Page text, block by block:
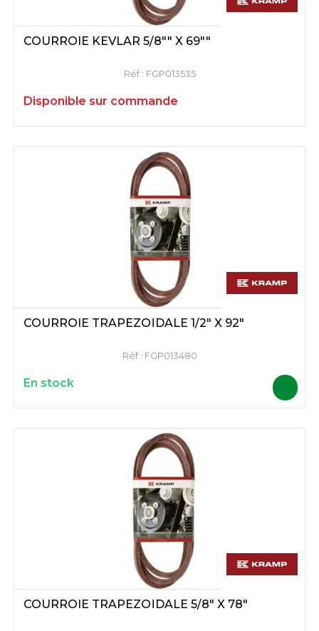
COURROIE KEVLAR 5/8"" X 69""
Réf : FGP013535
Disponible sur commande
COURROIE TRAPÉZOÏDALE 1/2" X 92"
Réf : FGP013480
En stock
COURROIE TRAPÉZOÏDALE 5/8" X 78"